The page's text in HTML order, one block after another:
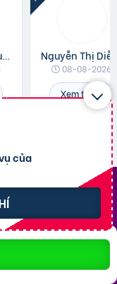
của
Đào Phước Nguyên
08-08-2026
Xem trang